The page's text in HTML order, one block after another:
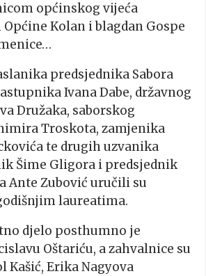
općinskog vijeća
Kolan i blagdan Gospe
predsjednika Sabora
Ivana Dabe, državnog
Družaka, saborskog
Troskota, zamjenika
te drugih uzvanika
Šime Gligora i predsjednik
Ante Zubović uručili su
laureatima.
djelo posthumno je
Oštariću, a zahvalnice su
Kašić, Erika Nagyova